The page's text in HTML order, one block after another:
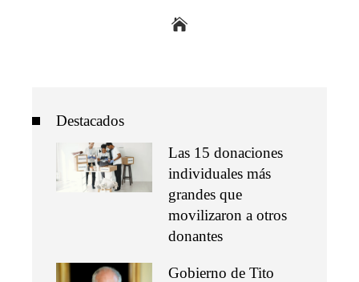
Destacados
Las 15 donaciones
individuales más
grandes que
movilizaron a otros
donantes
Gobierno de Tito